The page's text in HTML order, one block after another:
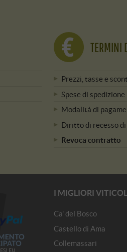
TERMINI
Prezzi, tasse e
Spese di spedizione
Modalitá di
Diritto di recesso
Revoca contratto
I MIGLIORI
Ca' del Bosco
Castello di Ama
Collemassari